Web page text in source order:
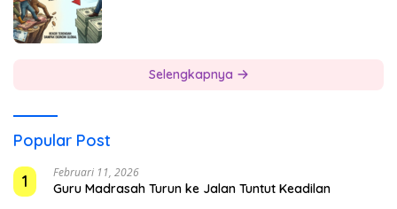
Selengkapnya
Popular Post
1
Februari 11, 2026
Guru Madrasah Turun ke Jalan Tuntut Keadilan